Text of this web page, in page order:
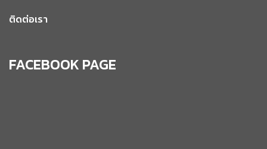
ติดต่อเรา
FACEBOOK PAGE